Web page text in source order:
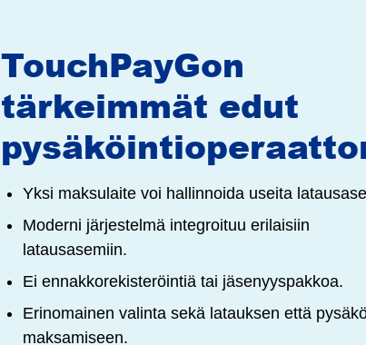
TouchPayGon
tärkeimmät edut
Yksi maksulaite voi hallinnoida useita
Moderni järjestelmä integroituu erilaisiin
latausasemiin.
Ei ennakkorekisteröintiä tai jäsenyyspakkoa.
Erinomainen valinta sekä latauksen että
maksamiseen.